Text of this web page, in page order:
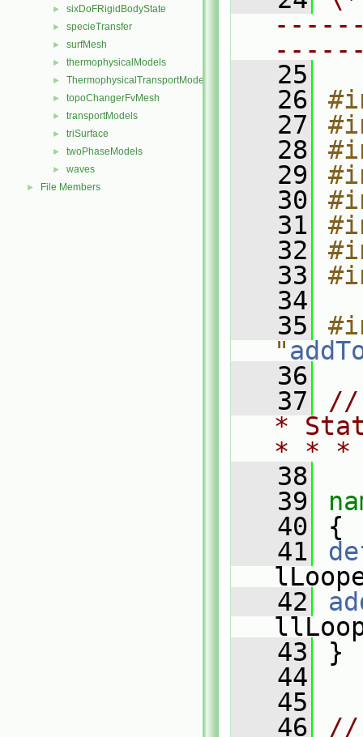
► sixDoFRigidBodyState
► specieTransfer
► surfMesh
► thermophysicalModels
► ThermophysicalTransportModels
► topoChangerFvMesh
► transportModels
► triSurface
► twoPhaseModels
► waves
► File Members
   25
   26
   27
   28
   29
   30
   31
   32
   33
   34
   35
"
   36
   37
//
*
* *
   38
   39
   40
{
   41
   42
   43
}
   44
   45
   46
//